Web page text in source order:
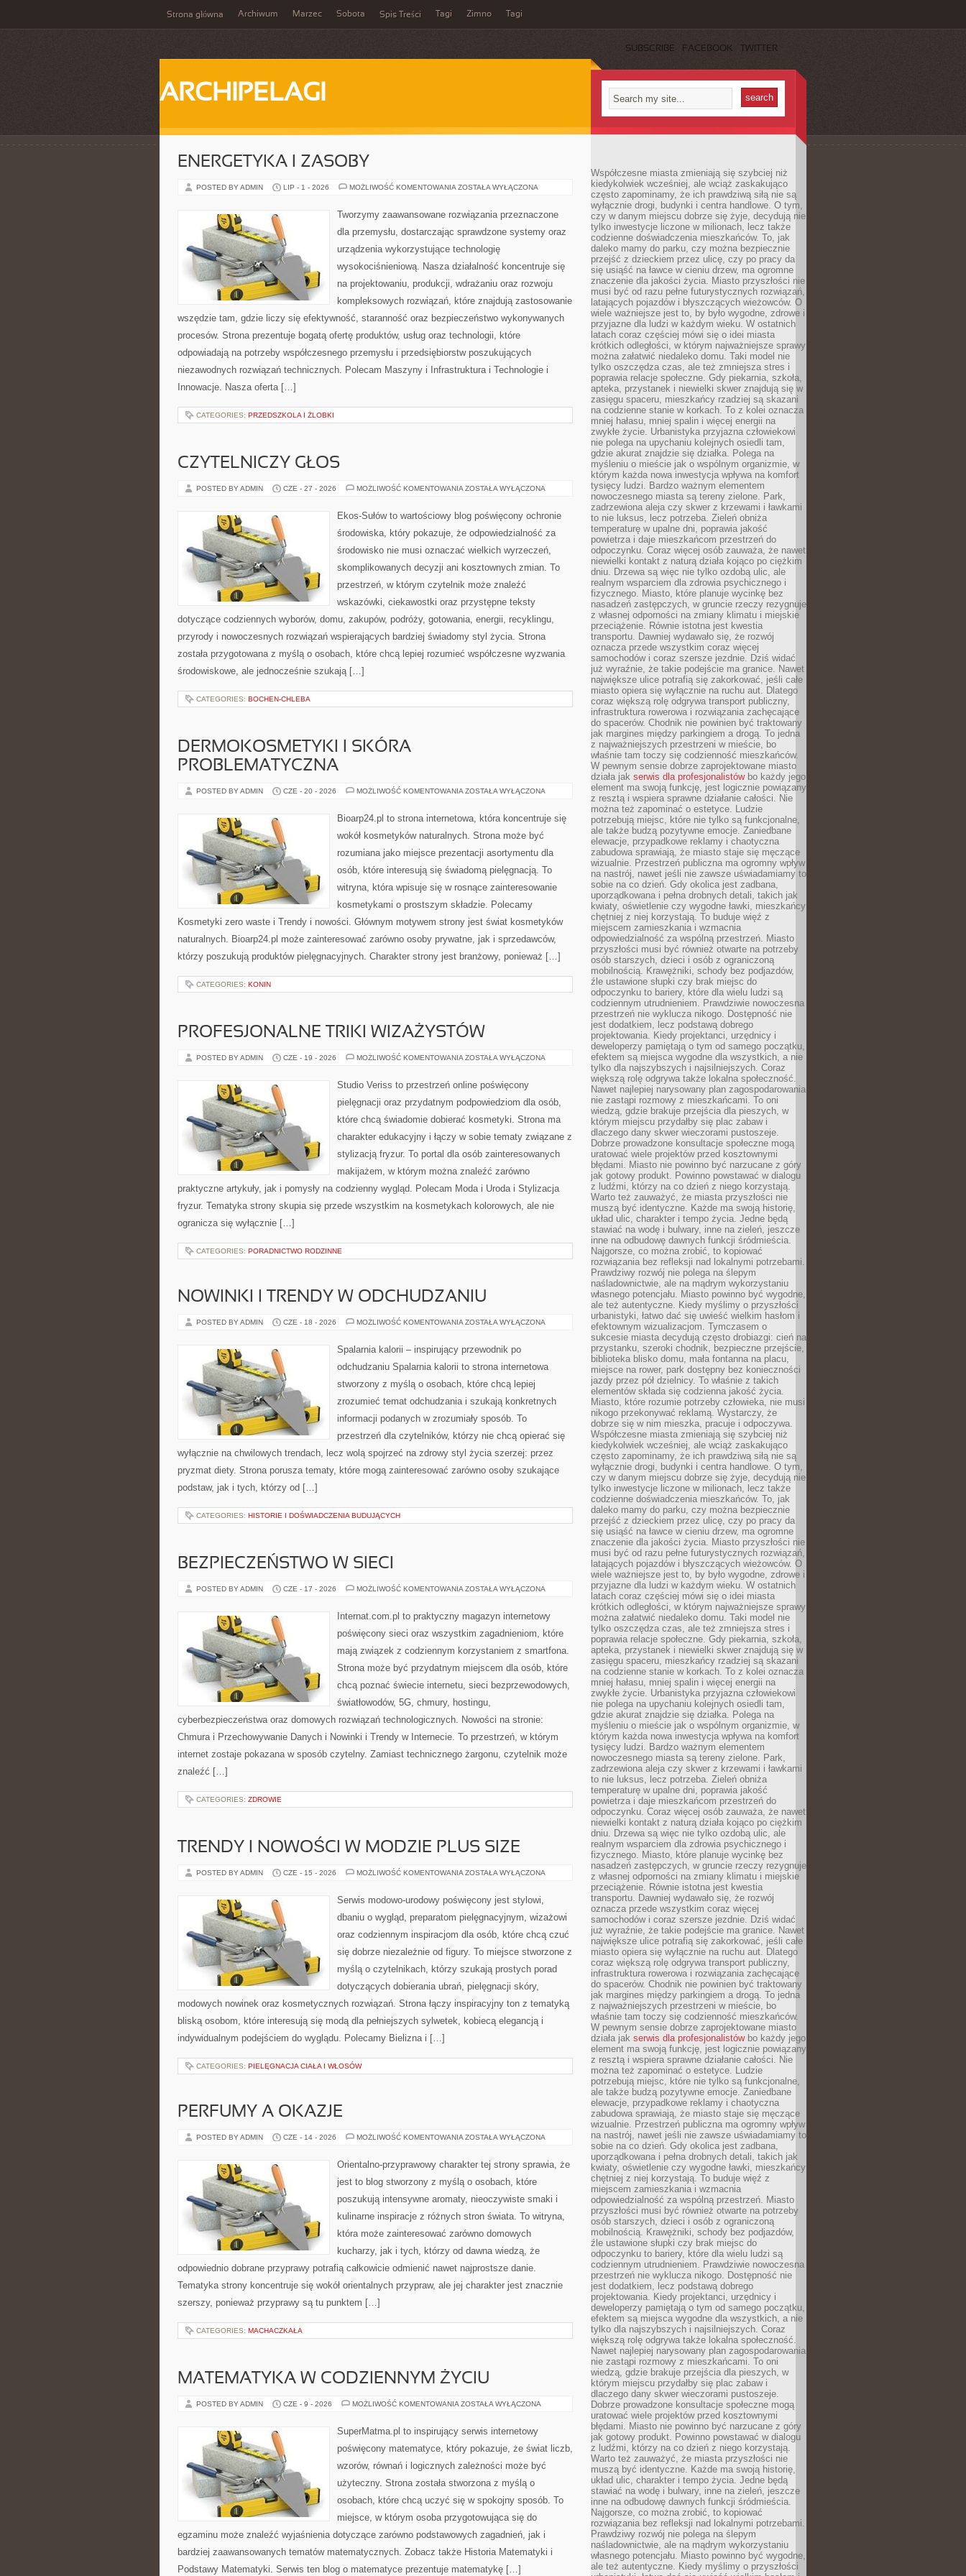
Strona główna Archiwum Marzec Sobota Spis Treści Tagi Zimno Tagi
SUBSCRIBE FACEBOOK TWITTER
ARCHIPELAGI
ENERGETYKA I ZASOBY
POSTED BY ADMIN LIP - 1 - 2026 MOŻLIWOŚĆ KOMENTOWANIA ENERGETYKA
ZOSTAŁA WYŁĄCZONA
Tworzymy zaawansowane rozwiązania przeznaczone
dla przemysłu, dostarczając sprawdzone systemy oraz
urządzenia wykorzystujące technologię
wysokociśnieniową. Nasza działalność koncentruje się
na projektowaniu, produkcji, wdrażaniu oraz rozwoju
kompleksowych rozwiązań, które znajdują zastosowanie
wszędzie tam, gdzie liczy się efektywność, staranność oraz bezpieczeństwo wykonywanych
procesów. Strona prezentuje bogatą ofertę produktów, usług oraz technologii, które
odpowiadają na potrzeby współczesnego przemysłu i przedsiębiorstw poszukujących
niezawodnych rozwiązań technicznych. Polecam Maszyny i Infrastruktura i Technologie i
Innowacje. Nasza oferta […]
CATEGORIES: PRZEDSZKOLA I ŻLOBKI
CZYTELNICZY GŁOS
POSTED BY ADMIN CZE - 27 - 2026 MOŻLIWOŚĆ KOMENTOWANIA CZYTELNICZY
ZOSTAŁA WYŁĄCZONA
Ekos-Sułów to wartościowy blog poświęcony ochronie
środowiska, który pokazuje, że odpowiedzialność za
środowisko nie musi oznaczać wielkich wyrzeczeń,
skomplikowanych decyzji ani kosztownych zmian. To
przestrzeń, w którym czytelnik może znaleźć
wskazówki, ciekawostki oraz przystępne teksty
dotyczące codziennych wyborów, domu, zakupów, podróży, gotowania, energii, recyklingu,
przyrody i nowoczesnych rozwiązań wspierających bardziej świadomy styl życia. Strona
została przygotowana z myślą o osobach, które chcą lepiej rozumieć współczesne wyzwania
środowiskowe, ale jednocześnie szukają […]
CATEGORIES: BOCHEN-CHLEBA
DERMOKOSMETYKI I SKÓRA
PROBLEMATYCZNA
POSTED BY ADMIN CZE - 20 - 2026 MOŻLIWOŚĆ KOMENTOWANIA DERMOKOSMETYKI
PROBLEMATYCZNA
ZOSTAŁA WYŁĄCZONA
Bioarp24.pl to strona internetowa, która koncentruje się
wokół kosmetyków naturalnych. Strona może być
rozumiana jako miejsce prezentacji asortymentu dla
osób, które interesują się świadomą pielęgnacją. To
witryna, która wpisuje się w rosnące zainteresowanie
kosmetykami o prostszym składzie. Polecamy
Kosmetyki zero waste i Trendy i nowości. Głównym motywem strony jest świat kosmetyków
naturalnych. Bioarp24.pl może zainteresować zarówno osoby prywatne, jak i sprzedawców,
którzy poszukują produktów pielęgnacyjnych. Charakter strony jest branżowy, ponieważ […]
CATEGORIES: KONIN
PROFESJONALNE TRIKI WIZAŻYSTÓW
POSTED BY ADMIN CZE - 19 - 2026 MOŻLIWOŚĆ KOMENTOWANIA PROFESJONALNE
ZOSTAŁA WYŁĄCZONA
Studio Veriss to przestrzeń online poświęcony
pielęgnacji oraz przydatnym podpowiedziom dla osób,
które chcą świadomie dobierać kosmetyki. Strona ma
charakter edukacyjny i łączy w sobie tematy związane z
stylizacją fryzur. To portal dla osób zainteresowanych
makijażem, w którym można znaleźć zarówno
praktyczne artykuły, jak i pomysły na codzienny wygląd. Polecam Moda i Uroda i Stylizacja
fryzur. Tematyka strony skupia się przede wszystkim na kosmetykach kolorowych, ale nie
ogranicza się wyłącznie […]
CATEGORIES: PORADNICTWO RODZINNE
NOWINKI I TRENDY W ODCHUDZANIU
POSTED BY ADMIN CZE - 18 - 2026 MOŻLIWOŚĆ KOMENTOWANIA NOWINKI
ODCHUDZANIU
ZOSTAŁA WYŁĄCZONA
Spalarnia kalorii – inspirujący przewodnik po
odchudzaniu Spalarnia kalorii to strona internetowa
stworzony z myślą o osobach, które chcą lepiej
zrozumieć temat odchudzania i szukają konkretnych
informacji podanych w zrozumiały sposób. To
przestrzeń dla czytelników, którzy nie chcą opierać się
wyłącznie na chwilowych trendach, lecz wolą spojrzeć na zdrowy styl życia szerzej: przez
pryzmat diety. Strona porusza tematy, które mogą zainteresować zarówno osoby szukające
podstaw, jak i tych, którzy od […]
CATEGORIES: HISTORIE I DOŚWIADCZENIA BUDUJĄCYCH
BEZPIECZEŃSTWO W SIECI
POSTED BY ADMIN CZE - 17 - 2026 MOŻLIWOŚĆ KOMENTOWANIA BEZPIECZEŃSTWO
ZOSTAŁA WYŁĄCZONA
Internat.com.pl to praktyczny magazyn internetowy
poświęcony sieci oraz wszystkim zagadnieniom, które
mają związek z codziennym korzystaniem z smartfona.
Strona może być przydatnym miejscem dla osób, które
chcą poznać świecie internetu, sieci bezprzewodowych,
światłowodów, 5G, chmury, hostingu,
cyberbezpieczeństwa oraz domowych rozwiązań technologicznych. Nowości na stronie:
Chmura i Przechowywanie Danych i Nowinki i Trendy w Internecie. To przestrzeń, w którym
internet zostaje pokazana w sposób czytelny. Zamiast technicznego żargonu, czytelnik może
znaleźć […]
CATEGORIES: ZDROWIE
TRENDY I NOWOŚCI W MODZIE PLUS SIZE
POSTED BY ADMIN CZE - 15 - 2026 MOŻLIWOŚĆ KOMENTOWANIA TRENDY
W
MODZIE
SIZE
ZOSTAŁA WYŁĄCZONA
Serwis modowo-urodowy poświęcony jest stylowi,
dbaniu o wygląd, preparatom pielęgnacyjnym, wizażowi
oraz codziennym inspiracjom dla osób, które chcą czuć
się dobrze niezależnie od figury. To miejsce stworzone z
myślą o czytelnikach, którzy szukają prostych porad
dotyczących dobierania ubrań, pielęgnacji skóry,
modowych nowinek oraz kosmetycznych rozwiązań. Strona łączy inspiracyjny ton z tematyką
bliską osobom, które interesują się modą dla pełniejszych sylwetek, kobiecą elegancją i
indywidualnym podejściem do wyglądu. Polecamy Bielizna i […]
CATEGORIES: PIELĘGNACJA CIAŁA I WŁOSÓW
PERFUMY A OKAZJE
POSTED BY ADMIN CZE - 14 - 2026 MOŻLIWOŚĆ KOMENTOWANIA PERFUMY
ZOSTAŁA WYŁĄCZONA
Orientalno-przyprawowy charakter tej strony sprawia, że
jest to blog stworzony z myślą o osobach, które
poszukują intensywne aromaty, nieoczywiste smaki i
kulinarne inspiracje z różnych stron świata. To witryna,
która może zainteresować zarówno domowych
kucharzy, jak i tych, którzy od dawna wiedzą, że
odpowiednio dobrane przyprawy potrafią całkowicie odmienić nawet najprostsze danie.
Tematyka strony koncentruje się wokół orientalnych przypraw, ale jej charakter jest znacznie
szerszy, ponieważ przyprawy są tu punktem […]
CATEGORIES: MACHACZKAŁA
MATEMATYKA W CODZIENNYM ŻYCIU
POSTED BY ADMIN CZE - 9 - 2026 MOŻLIWOŚĆ KOMENTOWANIA MATEMATYKA
ZOSTAŁA WYŁĄCZONA
SuperMatma.pl to inspirujący serwis internetowy
poświęcony matematyce, który pokazuje, że świat liczb,
wzorów, równań i logicznych zależności może być
użyteczny. Strona została stworzona z myślą o
osobach, które chcą uczyć się w spokojny sposób. To
miejsce, w którym osoba przygotowująca się do
egzaminu może znaleźć wyjaśnienia dotyczące zarówno podstawowych zagadnień, jak i
bardziej zaawansowanych tematów matematycznych. Zobacz także Historia Matematyki i
Podstawy Matematyki. Serwis ten blog o matematyce prezentuje matematykę […]
Współczesne miasta zmieniają się szybciej niż
kiedykolwiek wcześniej, ale wciąż zaskakująco
często zapominamy, że ich prawdziwą siłą nie są
wyłącznie drogi, budynki i centra handlowe. O tym,
czy w danym miejscu dobrze się żyje, decydują nie
tylko inwestycje liczone w milionach, lecz także
codzienne doświadczenia mieszkańców. To, jak
daleko mamy do parku, czy można bezpiecznie
przejść z dzieckiem przez ulicę, czy po pracy da
się usiąść na ławce w cieniu drzew, ma ogromne
znaczenie dla jakości życia. Miasto przyszłości nie
musi być od razu pełne futurystycznych rozwiązań,
latających pojazdów i błyszczących wieżowców. O
wiele ważniejsze jest to, by było wygodne, zdrowe i
przyjazne dla ludzi w każdym wieku. W ostatnich
latach coraz częściej mówi się o idei miasta
krótkich odległości, w którym najważniejsze sprawy
można załatwić niedaleko domu. Taki model nie
tylko oszczędza czas, ale też zmniejsza stres i
poprawia relacje społeczne. Gdy piekarnia, szkoła,
apteka, przystanek i niewielki skwer znajdują się w
zasięgu spaceru, mieszkańcy rzadziej są skazani
na codzienne stanie w korkach. To z kolei oznacza
mniej hałasu, mniej spalin i więcej energii na
zwykłe życie. Urbanistyka przyjazna człowiekowi
nie polega na upychaniu kolejnych osiedli tam,
gdzie akurat znajdzie się działka. Polega na
myśleniu o mieście jak o wspólnym organizmie, w
którym każda nowa inwestycja wpływa na komfort
tysięcy ludzi. Bardzo ważnym elementem
nowoczesnego miasta są tereny zielone. Park,
zadrzewiona aleja czy skwer z krzewami i ławkami
to nie luksus, lecz potrzeba. Zieleń obniża
temperaturę w upalne dni, poprawia jakość
powietrza i daje mieszkańcom przestrzeń do
odpoczynku. Coraz więcej osób zauważa, że nawet
niewielki kontakt z naturą działa kojąco po ciężkim
dniu. Drzewa są więc nie tylko ozdobą ulic, ale
realnym wsparciem dla zdrowia psychicznego i
fizycznego. Miasto, które planuje wycinkę bez
nasadzeń zastępczych, w gruncie rzeczy rezygnuje
z własnej odporności na zmiany klimatu i miejskie
przeciążenie. Równie istotna jest kwestia
transportu. Dawniej wydawało się, że rozwój
oznacza przede wszystkim coraz więcej
samochodów i coraz szersze jezdnie. Dziś widać
już wyraźnie, że takie podejście ma granice. Nawet
największe ulice potrafią się zakorkować, jeśli całe
miasto opiera się wyłącznie na ruchu aut. Dlatego
coraz większą rolę odgrywa transport publiczny,
infrastruktura rowerowa i rozwiązania zachęcające
do spacerów. Chodnik nie powinien być traktowany
jak margines między parkingiem a drogą. To jedna
z najważniejszych przestrzeni w mieście, bo
właśnie tam toczy się codzienność mieszkańców.
W pewnym sensie dobrze zaprojektowane miasto
działa jak serwis dla profesjonalistówbo każdy jego
element ma swoją funkcję, jest logicznie powiązany
z resztą i wspiera sprawne działanie całości. Nie
można też zapominać o estetyce. Ludzie
potrzebują miejsc, które nie tylko są funkcjonalne,
ale także budzą pozytywne emocje. Zaniedbane
elewacje, przypadkowe reklamy i chaotyczna
zabudowa sprawiają, że miasto staje się męczące
wizualnie. Przestrzeń publiczna ma ogromny wpływ
na nastrój, nawet jeśli nie zawsze uświadamiamy to
sobie na co dzień. Gdy okolica jest zadbana,
uporządkowana i pełna drobnych detali, takich jak
kwiaty, oświetlenie czy wygodne ławki, mieszkańcy
chętniej z niej korzystają. To buduje więź z
miejscem zamieszkania i wzmacnia
odpowiedzialność za wspólną przestrzeń. Miasto
przyszłości musi być również otwarte na potrzeby
osób starszych, dzieci i osób z ograniczoną
mobilnością. Krawężniki, schody bez podjazdów,
źle ustawione słupki czy brak miejsc do
odpoczynku to bariery, które dla wielu ludzi są
codziennym utrudnieniem. Prawdziwie nowoczesna
przestrzeń nie wyklucza nikogo. Dostępność nie
jest dodatkiem, lecz podstawą dobrego
projektowania. Kiedy projektanci, urzędnicy i
deweloperzy pamiętają o tym od samego początku,
efektem są miejsca wygodne dla wszystkich, a nie
tylko dla najszybszych i najsilniejszych. Coraz
większą rolę odgrywa także lokalna społeczność.
Nawet najlepiej narysowany plan zagospodarowania
nie zastąpi rozmowy z mieszkańcami. To oni
wiedzą, gdzie brakuje przejścia dla pieszych, w
którym miejscu przydałby się plac zabaw i
dlaczego dany skwer wieczorami pustoszeje.
Dobrze prowadzone konsultacje społeczne mogą
uratować wiele projektów przed kosztownymi
błędami. Miasto nie powinno być narzucane z góry
jak gotowy produkt. Powinno powstawać w dialogu
z ludźmi, którzy na co dzień z niego korzystają.
Warto też zauważyć, że miasta przyszłości nie
muszą być identyczne. Każde ma swoją historię,
układ ulic, charakter i tempo życia. Jedne będą
stawiać na wodę i bulwary, inne na zieleń, jeszcze
inne na odbudowę dawnych funkcji śródmieścia.
Najgorsze, co można zrobić, to kopiować
rozwiązania bez refleksji nad lokalnymi potrzebami.
Prawdziwy rozwój nie polega na ślepym
naśladownictwie, ale na mądrym wykorzystaniu
własnego potencjału. Miasto powinno być wygodne,
ale też autentyczne. Kiedy myślimy o przyszłości
urbanistyki, łatwo dać się uwieść wielkim hasłom i
efektownym wizualizacjom. Tymczasem o
sukcesie miasta decydują często drobiazgi: cień na
przystanku, szeroki chodnik, bezpieczne przejście,
biblioteka blisko domu, mała fontanna na placu,
miejsce na rower, park dostępny bez konieczności
jazdy przez pół dzielnicy. To właśnie z takich
elementów składa się codzienna jakość życia.
Miasto, które rozumie potrzeby człowieka, nie musi
nikogo przekonywać reklamą. Wystarczy, że
dobrze się w nim mieszka, pracuje i odpoczywa.
Współczesne miasta zmieniają się szybciej niż
kiedykolwiek wcześniej, ale wciąż zaskakująco
często zapominamy, że ich prawdziwą siłą nie są
wyłącznie drogi, budynki i centra handlowe. O tym,
czy w danym miejscu dobrze się żyje, decydują nie
tylko inwestycje liczone w milionach, lecz także
codzienne doświadczenia mieszkańców. To, jak
daleko mamy do parku, czy można bezpiecznie
przejść z dzieckiem przez ulicę, czy po pracy da
się usiąść na ławce w cieniu drzew, ma ogromne
znaczenie dla jakości życia. Miasto przyszłości nie
musi być od razu pełne futurystycznych rozwiązań,
latających pojazdów i błyszczących wieżowców. O
wiele ważniejsze jest to, by było wygodne, zdrowe i
przyjazne dla ludzi w każdym wieku. W ostatnich
latach coraz częściej mówi się o idei miasta
krótkich odległości, w którym najważniejsze sprawy
można załatwić niedaleko domu. Taki model nie
tylko oszczędza czas, ale też zmniejsza stres i
poprawia relacje społeczne. Gdy piekarnia, szkoła,
apteka, przystanek i niewielki skwer znajdują się w
zasięgu spaceru, mieszkańcy rzadziej są skazani
na codzienne stanie w korkach. To z kolei oznacza
mniej hałasu, mniej spalin i więcej energii na
zwykłe życie. Urbanistyka przyjazna człowiekowi
nie polega na upychaniu kolejnych osiedli tam,
gdzie akurat znajdzie się działka. Polega na
myśleniu o mieście jak o wspólnym organizmie, w
którym każda nowa inwestycja wpływa na komfort
tysięcy ludzi. Bardzo ważnym elementem
nowoczesnego miasta są tereny zielone. Park,
zadrzewiona aleja czy skwer z krzewami i ławkami
to nie luksus, lecz potrzeba. Zieleń obniża
temperaturę w upalne dni, poprawia jakość
powietrza i daje mieszkańcom przestrzeń do
odpoczynku. Coraz więcej osób zauważa, że nawet
niewielki kontakt z naturą działa kojąco po ciężkim
dniu. Drzewa są więc nie tylko ozdobą ulic, ale
realnym wsparciem dla zdrowia psychicznego i
fizycznego. Miasto, które planuje wycinkę bez
nasadzeń zastępczych, w gruncie rzeczy rezygnuje
z własnej odporności na zmiany klimatu i miejskie
przeciążenie. Równie istotna jest kwestia
transportu. Dawniej wydawało się, że rozwój
oznacza przede wszystkim coraz więcej
samochodów i coraz szersze jezdnie. Dziś widać
już wyraźnie, że takie podejście ma granice. Nawet
największe ulice potrafią się zakorkować, jeśli całe
miasto opiera się wyłącznie na ruchu aut. Dlatego
coraz większą rolę odgrywa transport publiczny,
infrastruktura rowerowa i rozwiązania zachęcające
do spacerów. Chodnik nie powinien być traktowany
jak margines między parkingiem a drogą. To jedna
z najważniejszych przestrzeni w mieście, bo
właśnie tam toczy się codzienność mieszkańców.
W pewnym sensie dobrze zaprojektowane miasto
działa jak serwis dla profesjonalistówbo każdy jego
element ma swoją funkcję, jest logicznie powiązany
z resztą i wspiera sprawne działanie całości. Nie
można też zapominać o estetyce. Ludzie
potrzebują miejsc, które nie tylko są funkcjonalne,
ale także budzą pozytywne emocje. Zaniedbane
elewacje, przypadkowe reklamy i chaotyczna
zabudowa sprawiają, że miasto staje się męczące
wizualnie. Przestrzeń publiczna ma ogromny wpływ
na nastrój, nawet jeśli nie zawsze uświadamiamy to
sobie na co dzień. Gdy okolica jest zadbana,
uporządkowana i pełna drobnych detali, takich jak
kwiaty, oświetlenie czy wygodne ławki, mieszkańcy
chętniej z niej korzystają. To buduje więź z
miejscem zamieszkania i wzmacnia
odpowiedzialność za wspólną przestrzeń. Miasto
przyszłości musi być również otwarte na potrzeby
osób starszych, dzieci i osób z ograniczoną
mobilnością. Krawężniki, schody bez podjazdów,
źle ustawione słupki czy brak miejsc do
odpoczynku to bariery, które dla wielu ludzi są
codziennym utrudnieniem. Prawdziwie nowoczesna
przestrzeń nie wyklucza nikogo. Dostępność nie
jest dodatkiem, lecz podstawą dobrego
projektowania. Kiedy projektanci, urzędnicy i
deweloperzy pamiętają o tym od samego początku,
efektem są miejsca wygodne dla wszystkich, a nie
tylko dla najszybszych i najsilniejszych. Coraz
większą rolę odgrywa także lokalna społeczność.
Nawet najlepiej narysowany plan zagospodarowania
nie zastąpi rozmowy z mieszkańcami. To oni
wiedzą, gdzie brakuje przejścia dla pieszych, w
którym miejscu przydałby się plac zabaw i
dlaczego dany skwer wieczorami pustoszeje.
Dobrze prowadzone konsultacje społeczne mogą
uratować wiele projektów przed kosztownymi
błędami. Miasto nie powinno być narzucane z góry
jak gotowy produkt. Powinno powstawać w dialogu
z ludźmi, którzy na co dzień z niego korzystają.
Warto też zauważyć, że miasta przyszłości nie
muszą być identyczne. Każde ma swoją historię,
układ ulic, charakter i tempo życia. Jedne będą
stawiać na wodę i bulwary, inne na zieleń, jeszcze
inne na odbudowę dawnych funkcji śródmieścia.
Najgorsze, co można zrobić, to kopiować
rozwiązania bez refleksji nad lokalnymi potrzebami.
Prawdziwy rozwój nie polega na ślepym
naśladownictwie, ale na mądrym wykorzystaniu
własnego potencjału. Miasto powinno być wygodne,
ale też autentyczne. Kiedy myślimy o przyszłości